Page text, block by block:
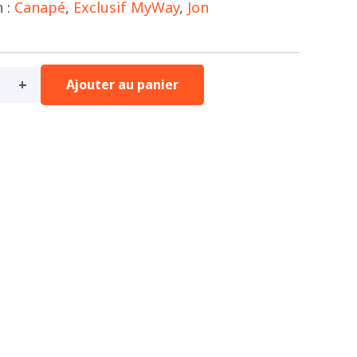
: Canapé, Exclusif MyWay, Jon
Ajouter au panier